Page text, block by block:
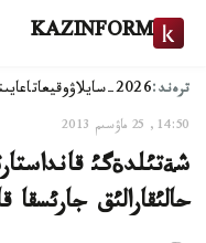
KAZINFORM
ترەند:2026-سايلاۋ وقيعا
14:50, 25 ماۋسىم 2013
شةتئلدةگئ
حالئقارالئق جارئسقا